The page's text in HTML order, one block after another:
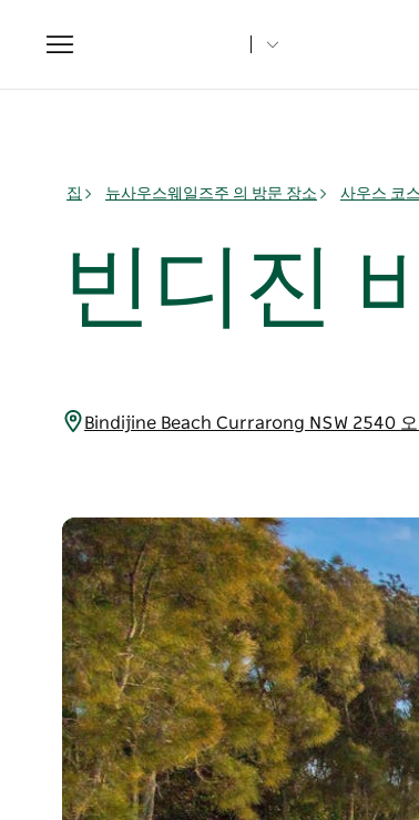
Toggle
navigation
집 뉴사우스웨일즈주 의 방문 장소 사우스 코
빈디진
Bindijine Beach Currarong NSW 2540